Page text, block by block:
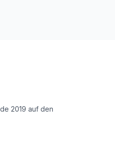
2019 auf den